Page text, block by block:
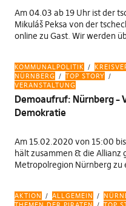
Am 04.03 ab 19 Uhr ist der
Mikuláš Peksa von der
online zu Gast. Wir werden
KOMMUNALPOLITIK
NÜRNBERG
TOP STORY
VERANSTALTUNG
Demoaufruf: Nürnberg –
Demokratie
Am 15.02.2020 von 15:00
hält zusammen & die Allianz
Metropolregion Nürnberg
AKTION ALLGEMEIN